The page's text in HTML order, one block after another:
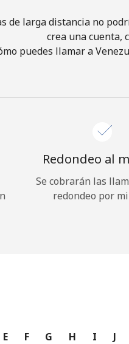
de larga distancia no
crea una cuenta,
puedes llamar a
Redondeo al
Se cobrarán las
redondeo por
E F G H I J